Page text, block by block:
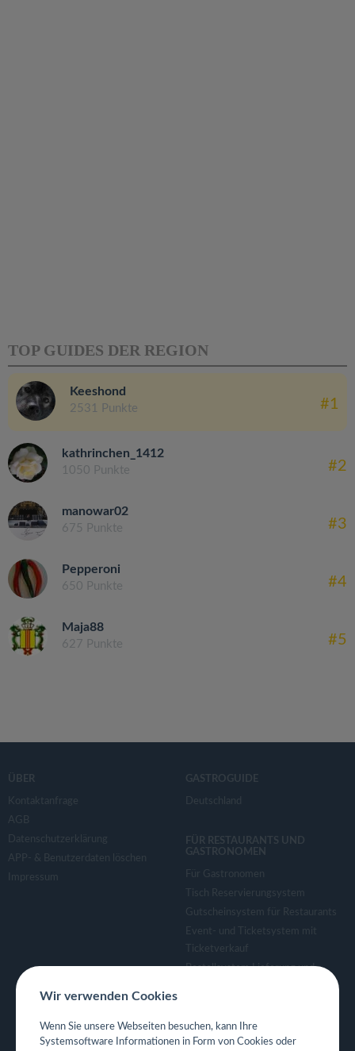
TOP GUIDES DER REGION
Keeshond
2531 Punkte #1
kathrinchen_1412
1050 Punkte #2
manowar02
675 Punkte #3
Pepperoni
650 Punkte #4
Maja88
627 Punkte #5
ÜBER
Kontaktanfrage
AGB
Datenschutzerklärung
APP- & Benutzerdaten löschen
Impressum
GASTROGUIDE
Deutschland
FÜR RESTAURANTS UND
GASTRONOMEN
Für Gastronomen
Tisch Reservierungsystem
Gutscheinsystem für Restaurants
Event- und Ticketsystem mit
Ticketverkauf
Bestellsystem Lieferung und
Eigene App für Restaurant
Wir verwenden Cookies
Wenn Sie unsere Webseiten besuchen, kann Ihre
Systemsoftware Informationen in Form von Cookies oder